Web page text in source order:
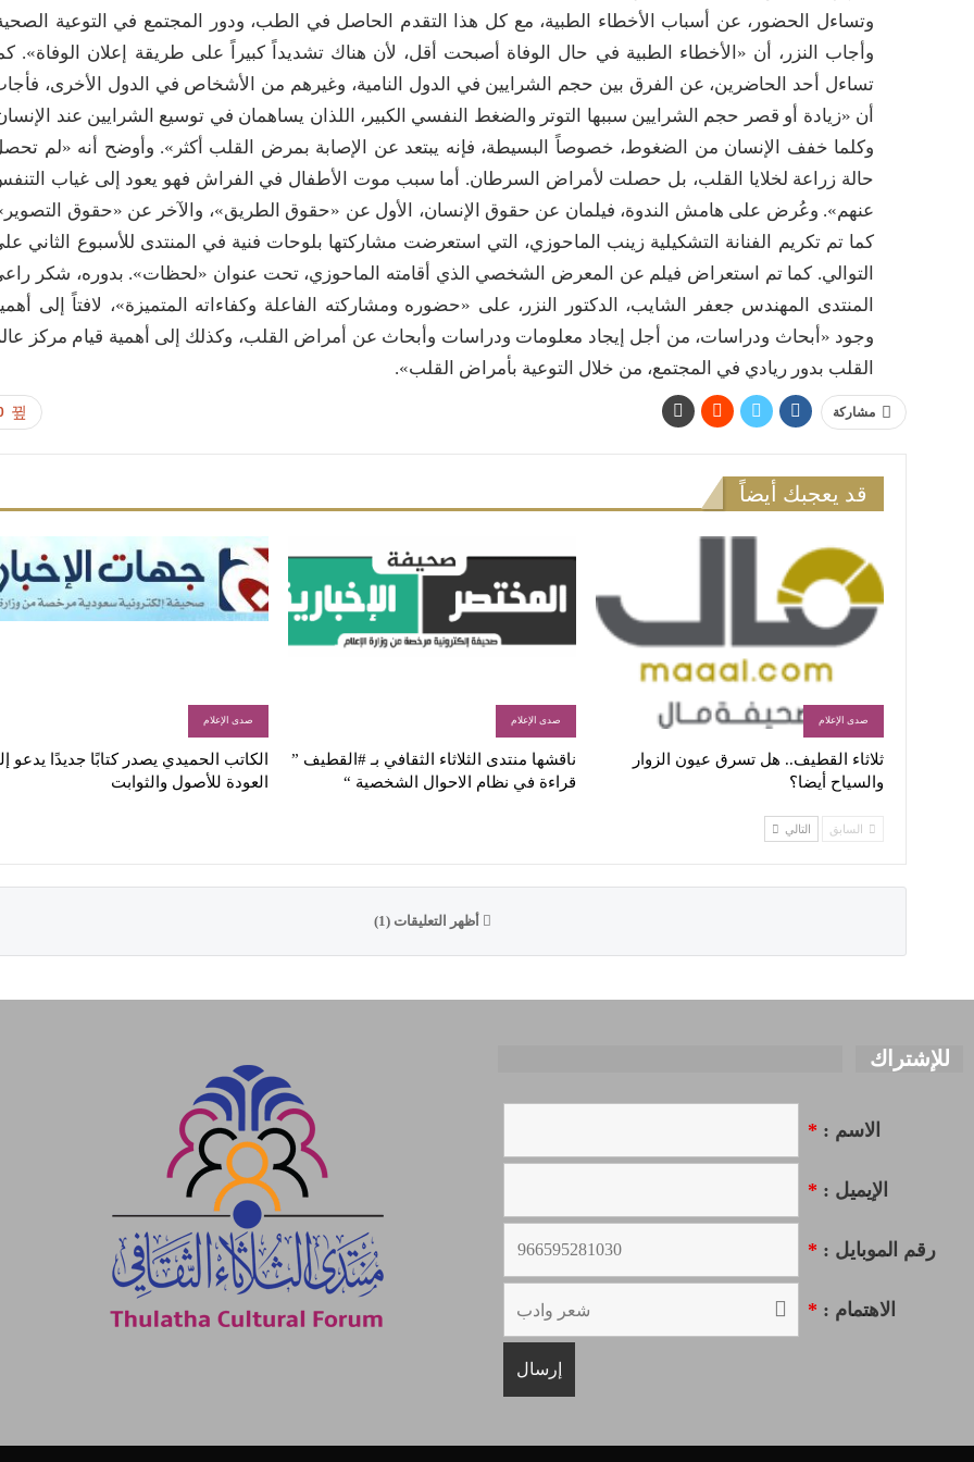
وتساءل الحضور، عن أسباب الأخطاء الطبية، مع كل هذا التقدم الحاصل في الطب، ودور المجتمع في التوعية
وأجاب النزر، أن «الأخطاء الطبية في حال الوفاة أصبحت أقل، لأن هناك تشديداً كبيراً على طريقة إعلان الوفاة».
تساءل أحد الحاضرين، عن الفرق بين حجم الشرايين في الدول النامية، وغيرهم من الأشخاص في الدول الأخرى،
أن «زيادة أو قصر حجم الشرايين سببها التوتر والضغط النفسي الكبير، اللذان يساهمان في توسيع الشرايين عند
وكلما خفف الإنسان من الضغوط، خصوصاً البسيطة، فإنه يبتعد عن الإصابة بمرض القلب أكثر». وأوضح أنه «لم
حالة زراعة لخلايا القلب، بل حصلت لأمراض السرطان. أما سبب موت الأطفال في الفراش فهو يعود إلى غياب
عنهم». وعُرض على هامش الندوة، فيلمان عن حقوق الإنسان، الأول عن «حقوق الطريق»، والآخر عن «حقوق
كما تم تكريم الفنانة التشكيلية زينب الماحوزي، التي استعرضت مشاركتها بلوحات فنية في المنتدى للأسبوع الثاني
التوالي. كما تم استعراض فيلم عن المعرض الشخصي الذي أقامته الماحوزي، تحت عنوان «لحظات». بدوره، شكر
المنتدى المهندس جعفر الشايب، الدكتور النزر، على «حضوره ومشاركته الفاعلة وكفاءاته المتميزة»، لافتاً إلى
وجود «أبحاث ودراسات، من أجل إيجاد معلومات ودراسات وأبحاث عن أمراض القلب، وكذلك إلى أهمية قيام مركز
القلب بدور ريادي في المجتمع، من خلال التوعية بأمراض القلب».
مشاركة
قد يعجبك أيضاً
صدى الإعلام
ثلاثاء القطيف.. هل تسرق عيون الزوار
والسياح أيضا؟
صدى الإعلام
ناقشها منتدى الثلاثاء الثقافي بـ #القطيف ”
قراءة في نظام الاحوال الشخصية “
صدى الإعلام
الكاتب الحميدي يصدر كتابًا جديدًا يدعو
العودة للأصول والثوابت
السابق التالي
أظهر التعليقات (1)
للإشتراك
الاسم : *
الإيميل : *
رقم الموبايل : *
الاهتمام : *